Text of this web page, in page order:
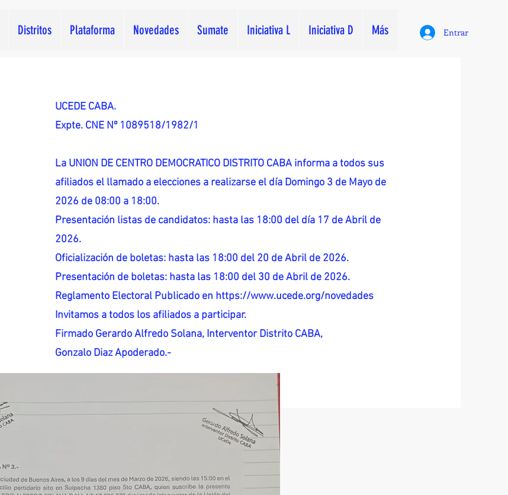
Distritos Plataforma Novedades Sumate Iniciativa L Iniciativa D Más Entrar
UCEDE CABA.
Expte. CNE Nº 1089518/1982/1
La UNION DE CENTRO DEMOCRATICO DISTRITO CABA informa a todos sus
afiliados el llamado a elecciones a realizarse el día Domingo 3 de Mayo de
2026 de 08:00 a 18:00.
Presentación listas de candidatos: hasta las 18:00 del día 17 de Abril de
2026.
Oficialización de boletas: hasta las 18:00 del 20 de Abril de 2026.
Presentación de boletas: hasta las 18:00 del 30 de Abril de 2026.
Reglamento Electoral Publicado en https://www.ucede.org/novedades
Invitamos a todos los afiliados a participar.
Firmado Gerardo Alfredo Solana, Interventor Distrito CABA,
Gonzalo Diaz Apoderado.-